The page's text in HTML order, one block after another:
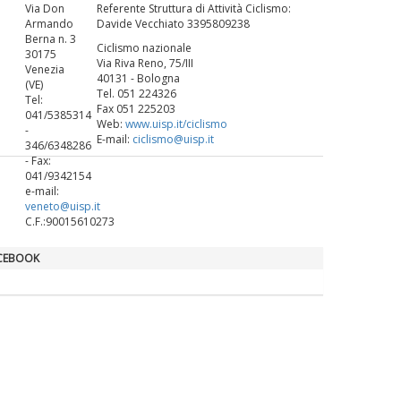
prosegue anche in estate
Tiziano Pesce nel Cda di
Fondazione Terzjus: prima riunione
a Roma
Via Don
Armando
Berna n. 3
30175
Venezia
(VE)
Tel:
041/5385314
-
346/6348286
- Fax:
041/9342154
e-mail:
veneto@uisp.it
C.F.:90015610273
Referente Struttura di Attività Ciclismo:
Davide Vecchiato 3395809238
Ciclismo nazionale
Via Riva Reno, 75/III
40131 - Bologna
Tel. 051 224326
Fax 051 225203
Web: www.uisp.it/ciclismo
E-mail: ciclismo@uisp.it